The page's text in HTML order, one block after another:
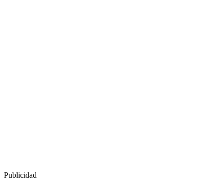
Publicidad